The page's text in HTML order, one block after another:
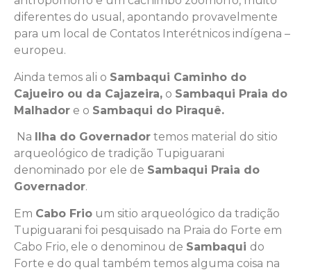
diferentes do usual, apontando provavelmente
para um local de Contatos Interétnicos indígena –
europeu.
Ainda temos ali o Sambaqui Caminho do
Cajueiro ou da Cajazeira, o Sambaqui Praia do
Malhador e o Sambaqui do Piraquê.
Na Ilha do Governador temos material do sitio
arqueológico de tradição Tupiguarani
denominado por ele de Sambaqui Praia do
Governador.
Em Cabo Frio um sitio arqueológico da tradição
Tupiguarani foi pesquisado na Praia do Forte em
Cabo Frio, ele o denominou de Sambaqui do
Forte e do qual também temos alguma coisa na